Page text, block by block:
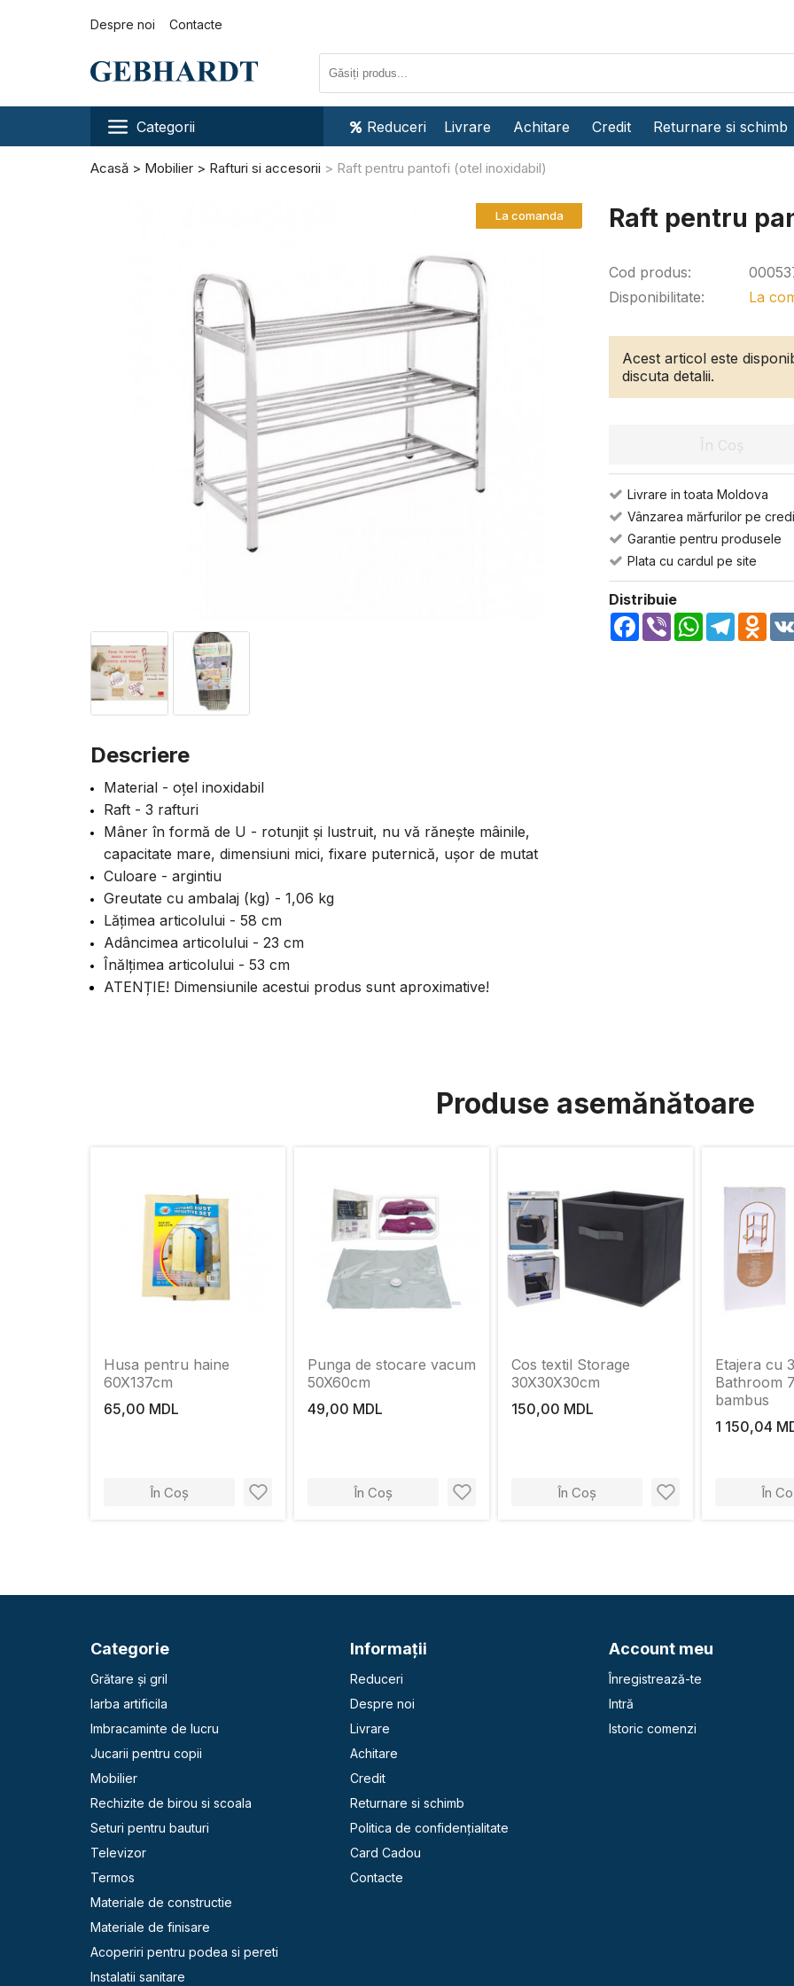
Despre noi Contacte
Categorii Reduceri Livrare Achitare Credit Returnare si schimb
Acasă Mobilier Rafturi si accesorii Raft pentru pantofi (otel inoxidabil)
La comanda
Descriere
Material - oțel inoxidabil
Raft - 3 rafturi
Mâner în formă de U - rotunjit și lustruit, nu vă rănește mâinile,
capacitate mare, dimensiuni mici, fixare puternică, ușor de mutat
Culoare - argintiu
Greutate cu ambalaj (kg) - 1,06 kg
Lățimea articolului - 58 cm
Adâncimea articolului - 23 cm
Înălțimea articolului - 53 cm
ATENȚIE! Dimensiunile acestui produs sunt aproximative!
Raft pentru
Cod produs:
Disponibilitate:
La
Acest articol este
discuta detalii.
În Coș
Livrare in toata Moldova
Vânzarea mărfurilor pe
Garantie pentru produsele
Plata cu cardul pe site
Distribuie
Facebook
Viber WhatsApp
Telegram
Produse asemănătoare
Husa pentru haine
60X137cm
65,00 MDL
În Coș
Punga de stocare vacum
50X60cm
49,00 MDL
În Coș
Cos textil Storage
30X30X30cm
150,00 MDL
În Coș
Etajera cu
Bathroom
bambus
1 150,04
În
Categorie
Grătare și gril
Iarba artificila
Imbracaminte de lucru
Jucarii pentru copii
Mobilier
Rechizite de birou si scoala
Seturi pentru bauturi
Televizor
Termos
Materiale de constructie
Materiale de finisare
Acoperiri pentru podea si pereti
Instalatii sanitare
Informaţii
Reduceri
Despre noi
Livrare
Achitare
Credit
Returnare si schimb
Politica de confidențialitate
Card Cadou
Contacte
Account meu
Înregistrează-te
Intră
Istoric comenzi